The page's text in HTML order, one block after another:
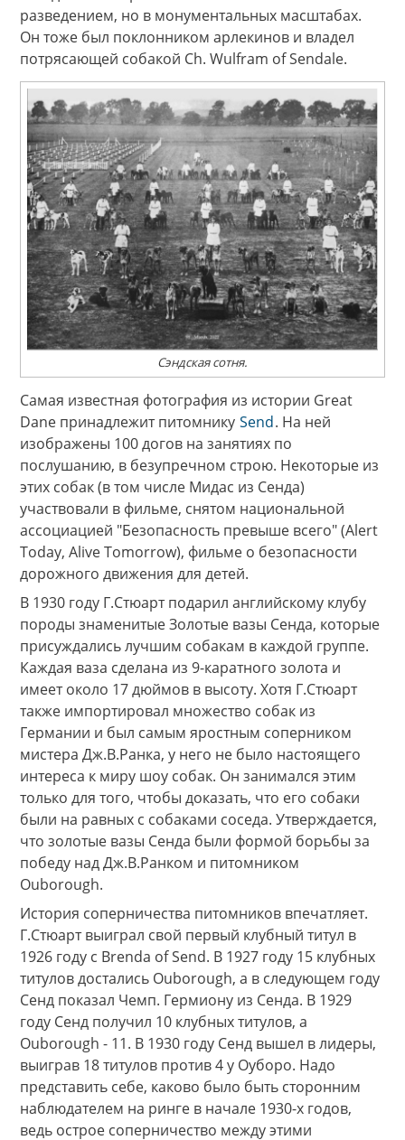
разведением, но в монументальных масштабах.
Он тоже был поклонником арлекинов и владел
потрясающей собакой Ch. Wulfram of Sendale.
Сэндская сотня.
Самая известная фотография из истории Great
Dane принадлежит питомнику Send. На ней
изображены 100 догов на занятиях по
послушанию, в безупречном строю. Некоторые из
этих собак (в том числе Мидас из Сенда)
участвовали в фильме, снятом национальной
ассоциацией "Безопасность превыше всего" (Alert
Today, Alive Tomorrow), фильме о безопасности
дорожного движения для детей.
В 1930 году Г.Стюарт подарил английскому клубу
породы знаменитые Золотые вазы Сенда, которые
присуждались лучшим собакам в каждой группе.
Каждая ваза сделана из 9-каратного золота и
имеет около 17 дюймов в высоту. Хотя Г.Стюарт
также импортировал множество собак из
Германии и был самым яростным соперником
мистера Дж.В.Ранка, у него не было настоящего
интереса к миру шоу собак. Он занимался этим
только для того, чтобы доказать, что его собаки
были на равных с собаками соседа. Утверждается,
что золотые вазы Сенда были формой борьбы за
победу над Дж.В.Ранком и питомником
Ouborough.
История соперничества питомников впечатляет.
Г.Стюарт выиграл свой первый клубный титул в
1926 году с Brenda of Send. В 1927 году 15 клубных
титулов достались Ouborough, а в следующем году
Сенд показал Чемп. Гермиону из Сенда. В 1929
году Сенд получил 10 клубных титулов, а
Ouborough - 11. В 1930 году Сенд вышел в лидеры,
выиграв 18 титулов против 4 у Оуборо. Надо
представить себе, каково было быть сторонним
наблюдателем на ринге в начале 1930-х годов,
ведь острое соперничество между этими